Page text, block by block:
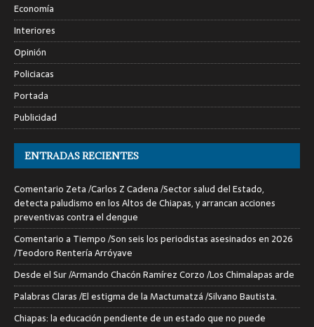
Economía
Interiores
Opinión
Policiacas
Portada
Publicidad
ENTRADAS RECIENTES
Comentario Zeta /Carlos Z Cadena /Sector salud del Estado,
detecta paludismo en los Altos de Chiapas, y arrancan acciones
preventivas contra el dengue
Comentario a Tiempo /Son seis los periodistas asesinados en 2026
/Teodoro Rentería Arróyave
Desde el Sur /Armando Chacón Ramírez Corzo /Los Chimalapas arde
Palabras Claras /El estigma de la Mactumatzá /Silvano Bautista.
Chiapas: la educación pendiente de un estado que no puede